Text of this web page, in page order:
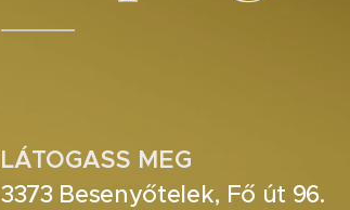
LÁTOGASS MEG
3373 Besenyőtelek, Fő út 96.